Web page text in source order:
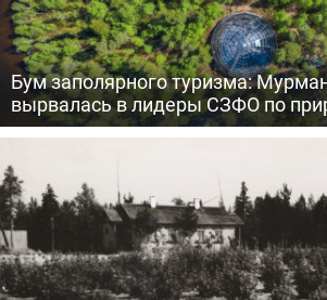
Бум заполярного туризма:
вырвалась в лидеры СЗФО по